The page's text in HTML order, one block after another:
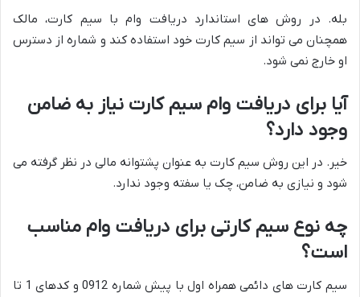
بله. در روش های استاندارد دریافت وام با سیم کارت، مالک
همچنان می تواند از سیم کارت خود استفاده کند و شماره از دسترس
او خارج نمی شود.
آیا برای دریافت وام سیم کارت نیاز به ضامن
وجود دارد؟
خیر. در این روش سیم کارت به عنوان پشتوانه مالی در نظر گرفته می
شود و نیازی به ضامن، چک یا سفته وجود ندارد.
چه نوع سیم کارتی برای دریافت وام مناسب
است؟
سیم کارت های دائمی همراه اول با پیش شماره 0912 و کدهای 1 تا